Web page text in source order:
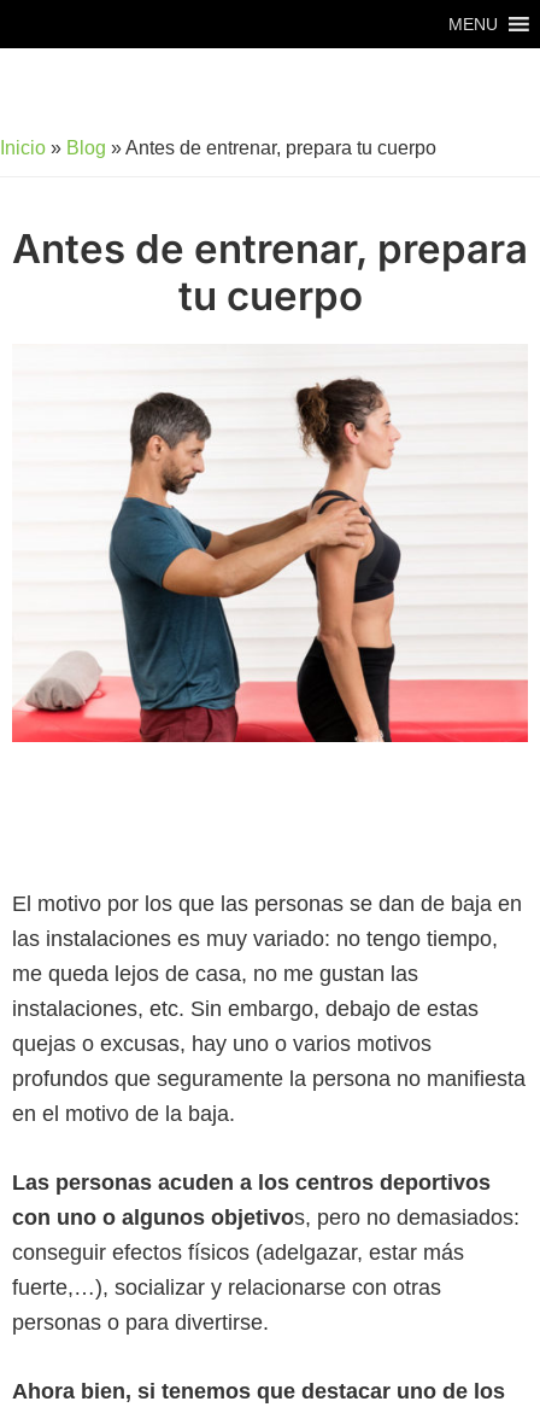
al
al
página
MENU
Inicio » Blog »Antes de entrenar, prepara tu cuerpo
Antes de entrenar, prepara
tu cuerpo
El motivo por los que las personas se dan de baja en
las instalaciones es muy variado: no tengo tiempo,
me queda lejos de casa, no me gustan las
instalaciones, etc. Sin embargo, debajo de estas
quejas o excusas, hay uno o varios motivos
profundos que seguramente la persona no manifiesta
en el motivo de la baja.
Las personas acuden a los centros deportivos
con uno o algunos objetivos, pero no demasiados:
conseguir efectos físicos (adelgazar, estar más
fuerte,…), socializar y relacionarse con otras
personas o para divertirse.
Ahora bien, si tenemos que destacar uno de los